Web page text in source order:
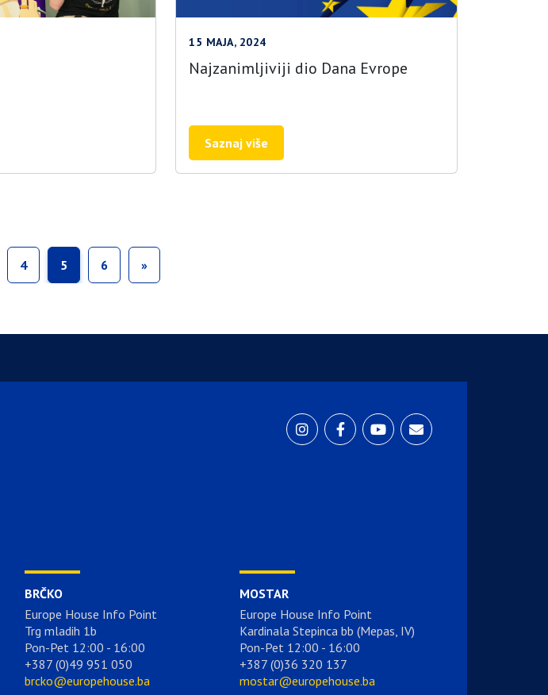
15 MAJA, 2024
Najzanimljiviji dio Dana Evrope
Saznaj više
4 5 6 »
BRČKO
Europe House Info Point
Trg mladih 1b
Pon-Pet 12:00 - 16:00
+387 (0)49 951 050
brcko@europehouse.ba
MOSTAR
Europe House Info Point
Kardinala Stepinca bb (Mepas, IV)
Pon-Pet 12:00 - 16:00
+387 (0)36 320 137
mostar@europehouse.ba